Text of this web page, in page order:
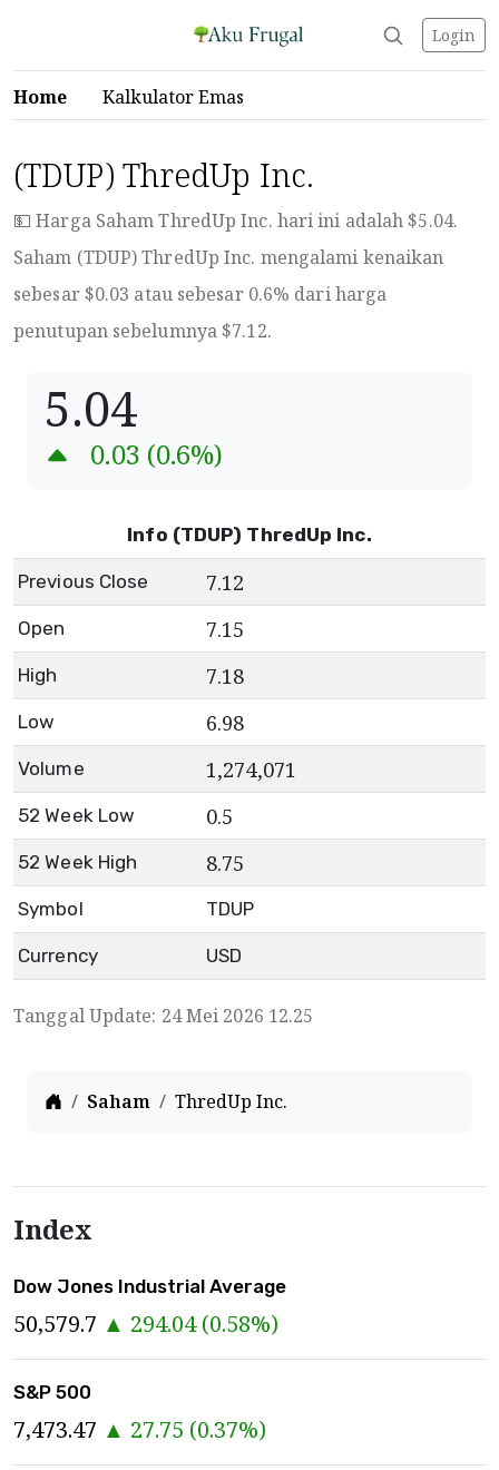
Login
Home Kalkulator Emas
(TDUP) ThredUp Inc.
💵 Harga Saham ThredUp Inc. hari ini adalah $5.04.
Saham (TDUP) ThredUp Inc. mengalami kenaikan
sebesar $0.03 atau sebesar 0.6% dari harga
penutupan sebelumnya $7.12.
5.04
0.03 (0.6%)
Info (TDUP) ThredUp Inc.
Previous Close 7.12
Open 7.15
High 7.18
Low 6.98
Volume 1,274,071
52 Week Low 0.5
52 Week High 8.75
Symbol TDUP
Currency USD
Tanggal Update: 24 Mei 2026 12.25
Home
Saham ThredUp Inc.
Index
Dow Jones Industrial Average
50,579.7 ▲ 294.04(0.58%)
S&P 500
7,473.47 ▲ 27.75 (0.37%)